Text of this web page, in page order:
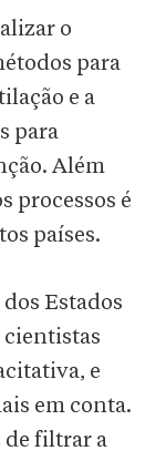
o
para
e a
para
Além
processos é
países.
Estados
cientistas
e
em conta.
de filtrar a